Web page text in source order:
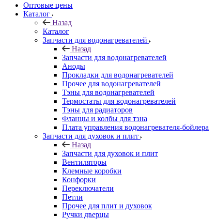
Оптовые цены
Каталог
Назад
Каталог
Запчасти для водонагревателей
Назад
Запчасти для водонагревателей
Аноды
Прокладки для водонагревателей
Прочее для водонагревателей
Тэны для водонагревателей
Термостаты для водонагревателей
Тэны для радиаторов
Фланцы и колбы для тэна
Плата управления водонагревателя-бойлера
Запчасти для духовок и плит
Назад
Запчасти для духовок и плит
Вентиляторы
Клемные коробки
Конфорки
Переключатели
Петли
Прочее для плит и духовок
Ручки дверцы